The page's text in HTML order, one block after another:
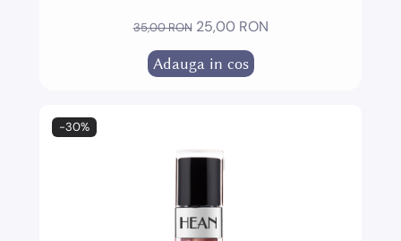
35,00 RON 25,00 RON
Adauga in cos
-30%